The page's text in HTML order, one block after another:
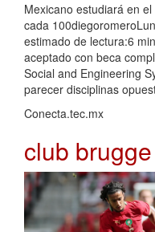
Mexicano estudiará en
cada
estimado de lectura:6
aceptado con beca
Social and Engineering
parecer disciplinas
Conecta.tec.mx
club brugge